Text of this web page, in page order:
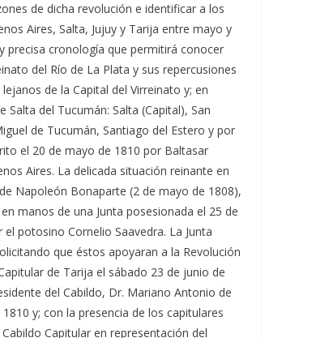
de dicha revolución e identificar a los
Aires, Salta, Jujuy y Tarija entre mayo y
precisa cronología que permitirá conocer
del Río de La Plata y sus repercusiones
de la Capital del Virreinato y; en
del Tucumán: Salta (Capital), San
de Tucumán, Santiago del Estero y por
el 20 de mayo de 1810 por Baltasar
Aires. La delicada situación reinante en
Napoleón Bonaparte (2 de mayo de 1808),
manos de una Junta posesionada el 25 de
potosino Cornelio Saavedra. La Junta
que éstos apoyaran a la Revolución
de Tarija el sábado 23 de junio de
del Cabildo, Dr. Mariano Antonio de
y; con la presencia de los capitulares
Capitular en representación del